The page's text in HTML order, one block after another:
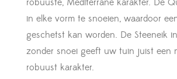
in elke vorm te snoeien, waardoor
geschetst kan worden. De Steeneik
zonder snoei geeft uw tuin juist een
robuust karakter.